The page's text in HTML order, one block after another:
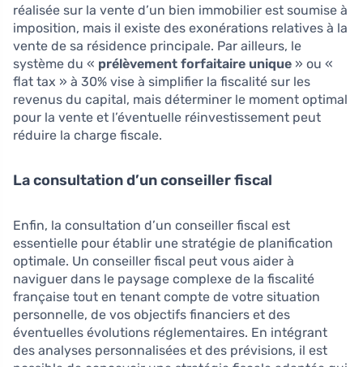
réalisée sur la vente d’un bien immobilier est soumise à
imposition, mais il existe des exonérations relatives à la
vente de sa résidence principale. Par ailleurs, le
système du « prélèvement forfaitaire unique » ou «
flat tax » à 30% vise à simplifier la fiscalité sur les
revenus du capital, mais déterminer le moment optimal
pour la vente et l’éventuelle réinvestissement peut
réduire la charge fiscale.
La consultation d’un conseiller fiscal
Enfin, la consultation d’un conseiller fiscal est
essentielle pour établir une stratégie de planification
optimale. Un conseiller fiscal peut vous aider à
naviguer dans le paysage complexe de la fiscalité
française tout en tenant compte de votre situation
personnelle, de vos objectifs financiers et des
éventuelles évolutions réglementaires. En intégrant
des analyses personnalisées et des prévisions, il est